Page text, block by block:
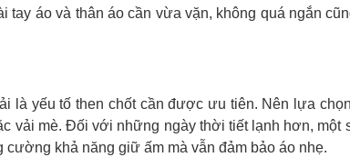
áo và thân áo cần vừa vặn, không quá ngắn
là yếu tố then chốt cần được ưu tiên. Nên lựa
vải mè. Đối với những ngày thời tiết lạnh hơn, một
khả năng giữ ấm mà vẫn đảm bảo áo nhẹ.